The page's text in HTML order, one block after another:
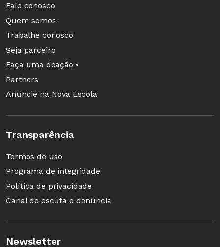
Fale conosco
Quem somos
Trabalhe conosco
Seja parceiro
Faça uma doação •
Partners
Anuncie na Nova Escola
Transparência
Termos de uso
Programa de integridade
Política de privacidade
Canal de escuta e denúncia
Newsletter